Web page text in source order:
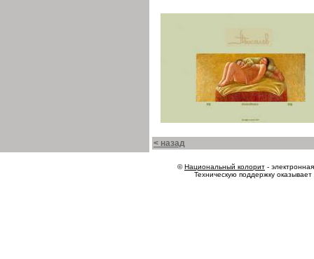
< назад
©Национальный колорит -
Техническую поддержку